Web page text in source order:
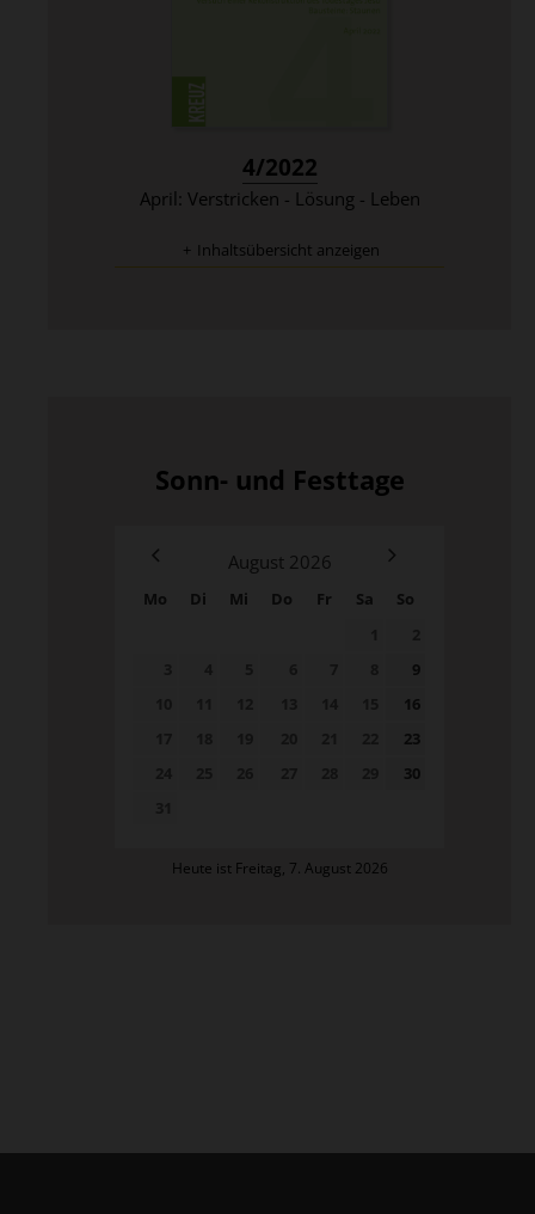
4/2022
April: Verstricken - Lösung - Leben
Inhaltsübersicht anzeigen
Sonn- und Festtage
August 2026
Mo Di Mi Do Fr Sa
So
9
16
23
30
Heute ist Freitag, 7. August 2026